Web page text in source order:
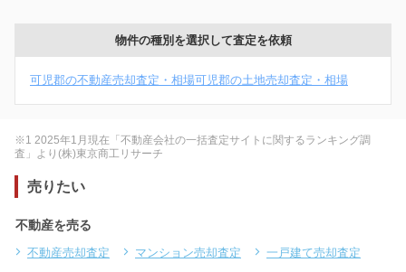
物件の種別を選択して査定を依頼
可児郡の不動産売却査定・相場可児郡の土地売却査定・相場
※1 2025年1月現在「不動産会社の一括査定サイトに関するランキング調
査」より(株)東京商工リサーチ
売りたい
不動産を売る
不動産売却査定 マンション売却査定
一戸建て売却査定